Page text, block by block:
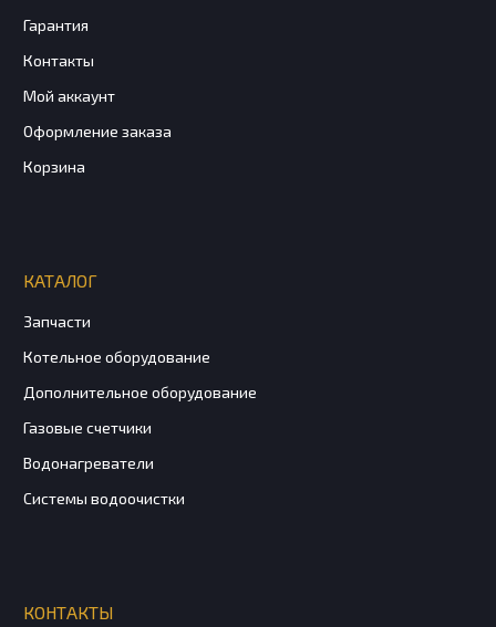
Гарантия
Контакты
Мой аккаунт
Оформление заказа
Корзина
КАТАЛОГ
Запчасти
Котельное оборудование
Дополнительное оборудование
Газовые счетчики
Водонагреватели
Системы водоочистки
КОНТАКТЫ